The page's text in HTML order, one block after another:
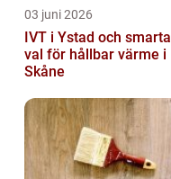
03 juni 2026
IVT i Ystad och smarta
val för hållbar värme i
Skåne